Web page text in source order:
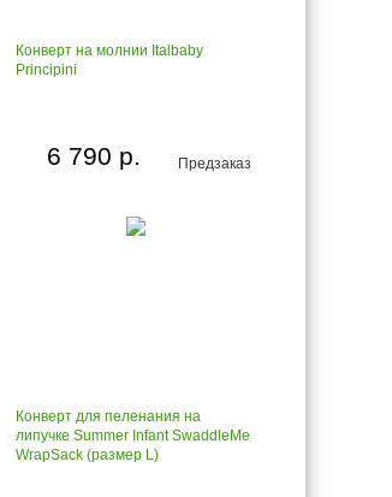
Конверт на молнии Italbaby
Principini
Предзаказ
6 790 р.
Конверт для пеленания на
липучке Summer Infant SwaddleMe
WrapSack (размер L)